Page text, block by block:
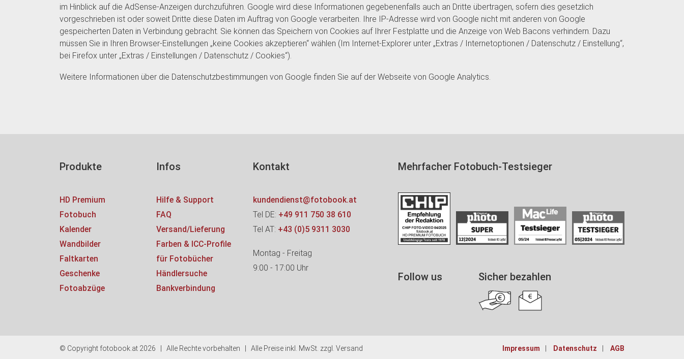
im Hinblick auf die AdSense-Anzeigen durchzuführen. Google wird diese Informationen gegebenenfalls auch an Dritte übertragen, sofern dies gesetzlich
vorgeschrieben ist oder soweit Dritte diese Daten im Auftrag von Google verarbeiten. Ihre IP-Adresse wird von Google nicht mit anderen von Google
gespeicherten Daten in Verbindung gebracht. Sie können das Speichern von Cookies auf Ihrer Festplatte und die Anzeige von Web Bacons verhindern. Dazu
müssen Sie in Ihren Browser-Einstellungen „keine Cookies akzeptieren“ wählen (Im Internet-Explorer unter „Extras / Internetoptionen / Datenschutz / Einstellung“,
bei Firefox unter „Extras / Einstellungen / Datenschutz / Cookies“).
Weitere Informationen über die Datenschutzbestimmungen von Google finden Sie auf der Webseite von Google Analytics.
Produkte
HD Premium
Fotobuch
Kalender
Wandbilder
Faltkarten
Geschenke
Fotoabzüge
Infos
Hilfe & Support
FAQ
Versand/Lieferung
Farben & ICC-Profile
für Fotobücher
Händlersuche
Bankverbindung
Kontakt
kundendienst@fotobook.at
Tel DE: +49 911 750 38 610
Tel AT: +43 (0)5 9311 3030
Montag - Freitag
9:00 - 17:00 Uhr
Mehrfacher Fotobuch-Testsieger
Follow us Sicher bezahlen
© Copyright fotobook.at 2026 | Alle Rechte vorbehalten | Alle Preise inkl. MwSt. zzgl. Versand Impressum Datenschutz AGB